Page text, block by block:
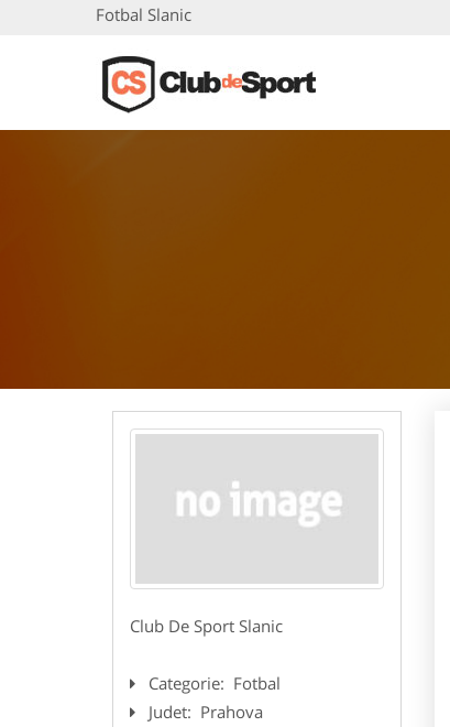
Fotbal Slanic
Club De Sport Slanic
Categorie: Fotbal
Judet: Prahova